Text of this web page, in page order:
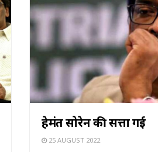
हेमंत सोरेन की सत्ता गई
25 AUGUST 2022